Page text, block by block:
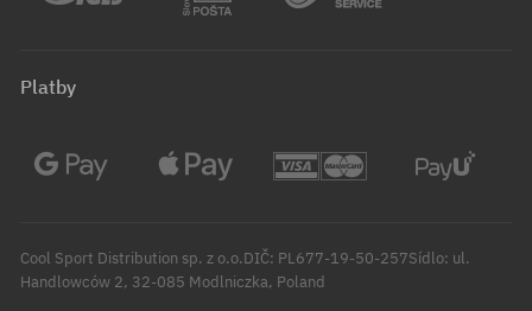
Platby
Cool Sport Distribution sp. z o.o.DIČ: PL677-19-50-257Sídlo: ul.
Handlowców 2, 32-085 Modlniczka, Poland